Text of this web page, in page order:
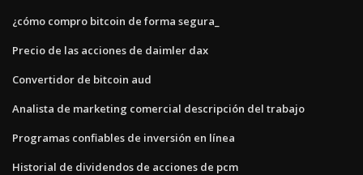
¿cómo compro bitcoin de forma segura_
Precio de las acciones de daimler dax
Convertidor de bitcoin aud
Analista de marketing comercial descripción del trabajo
Programas confiables de inversión en línea
Historial de dividendos de acciones de pcm